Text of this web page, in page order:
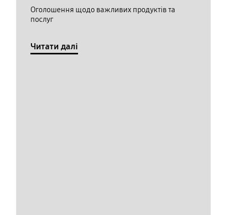
Оголошення щодо важливих продуктів та
послуг
Читати далі